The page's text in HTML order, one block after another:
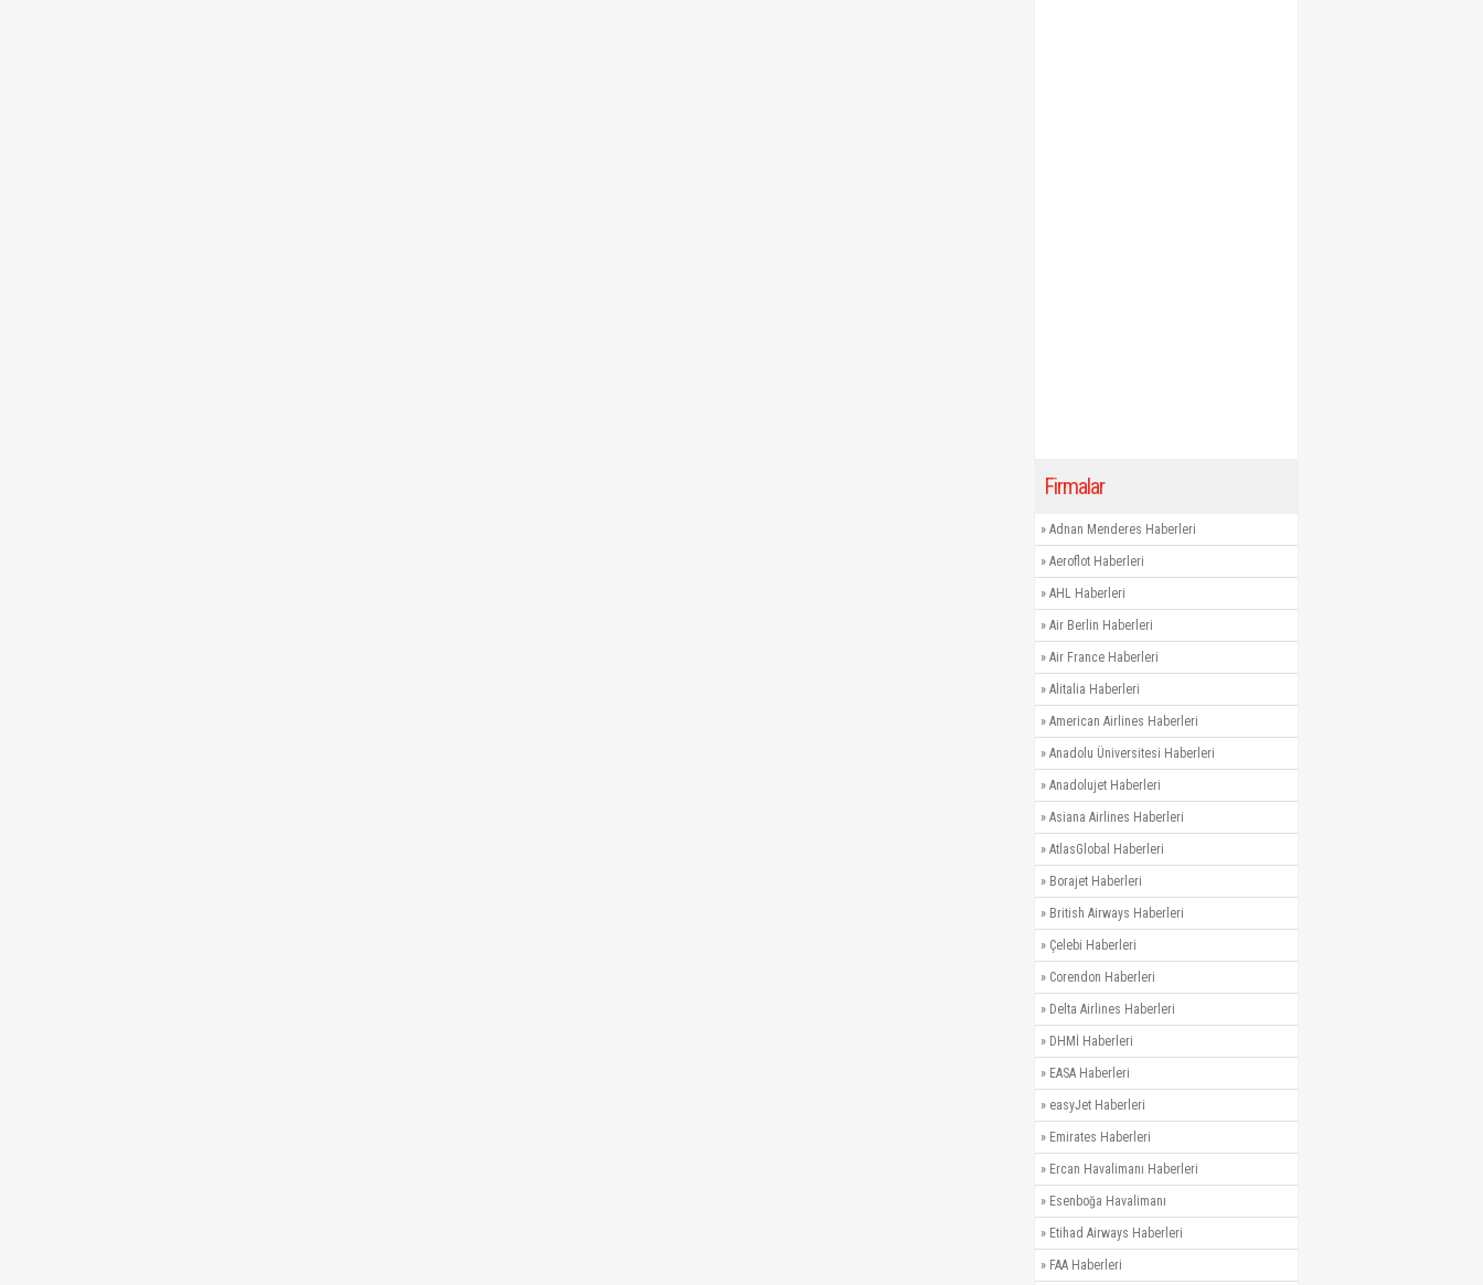
Firmalar
» Adnan Menderes Haberleri
» Aeroflot Haberleri
» AHL Haberleri
» Air Berlin Haberleri
» Air France Haberleri
» Alitalia Haberleri
» American Airlines Haberleri
» Anadolu Üniversitesi Haberleri
» Anadolujet Haberleri
» Asiana Airlines Haberleri
» AtlasGlobal Haberleri
» Borajet Haberleri
» British Airways Haberleri
» Çelebi Haberleri
» Corendon Haberleri
» Delta Airlines Haberleri
» DHMİ Haberleri
» EASA Haberleri
» easyJet Haberleri
» Emirates Haberleri
» Ercan Havalimanı Haberleri
» Esenboğa Havalimanı
» Etihad Airways Haberleri
» FAA Haberleri